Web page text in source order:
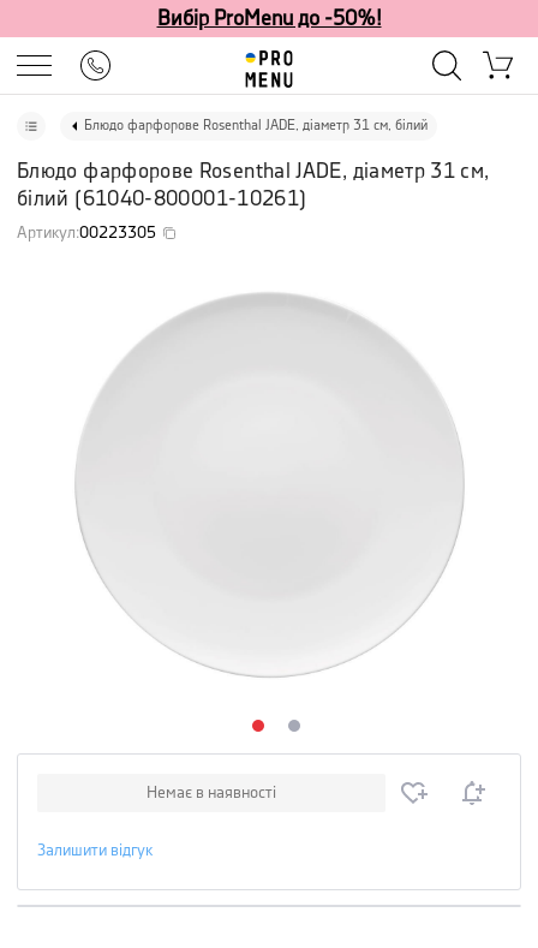
Вибір ProMenu до -50%!
Блюдо фарфорове Rosenthal JADE, діаметр 31 см, білий
Блюдо фарфорове Rosenthal JADE, діаметр 31 см,
білий (61040-800001-10261)
Артикул:00223305
Немає в наявності
Залишити відгук